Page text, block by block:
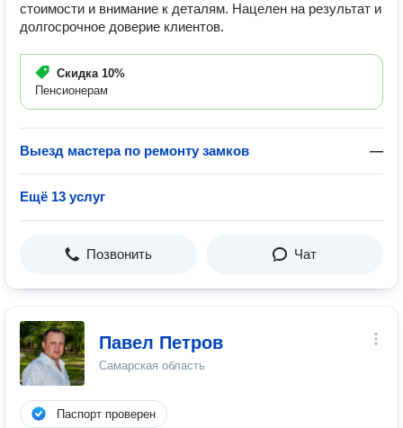
стоимости и внимание к деталям. Нацелен на результат и
долгосрочное доверие клиентов.
Скидка 10%
Пенсионерам
Выезд мастера по ремонту замков —
Ещё 13 услуг
Позвонить Чат
Павел Петров
Самарская область
Паспорт проверен